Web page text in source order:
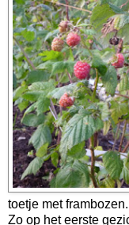
toetje met
Zo op het eerste